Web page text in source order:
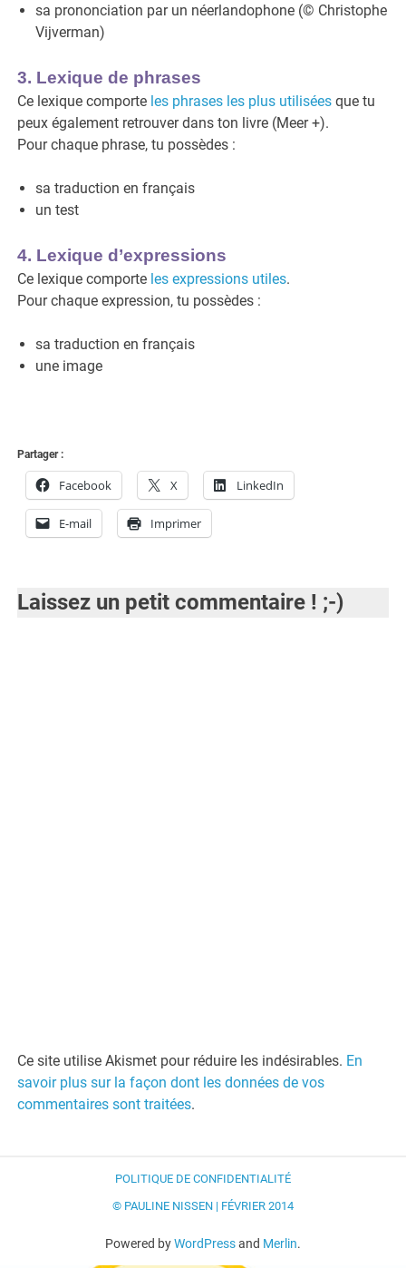
sa prononciation par un néerlandophone (© Christophe
Vijverman)
3. Lexique de phrases
Ce lexique comporte les phrases les plus utilisées que tu
peux également retrouver dans ton livre (Meer +).
Pour chaque phrase, tu possèdes :
sa traduction en français
un test
4. Lexique d’expressions
Ce lexique comporte les expressions utiles.
Pour chaque expression, tu possèdes :
sa traduction en français
une image
Partager :
Facebook X LinkedIn
E-mail Imprimer
Laissez un petit commentaire ! ;-)
Ce site utilise Akismet pour réduire les indésirables. En
savoir plus sur la façon dont les données de vos
commentaires sont traitées.
POLITIQUE DE CONFIDENTIALITÉ
© PAULINE NISSEN | FÉVRIER 2014
Powered byWordPressand Merlin.